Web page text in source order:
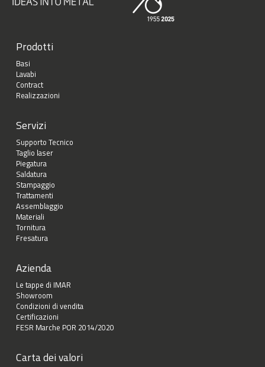
Prodotti
Basi
Lavabi
Contract
Realizzazioni
Servizi
Supporto Tecnico
Taglio laser
Piegatura
Saldatura
Stampaggio
Trattamenti
Assemblaggio
Materiali
Tornitura
Fresatura
Azienda
Le tappe di IMAR
Showroom
Condizioni di vendita
Certificazioni
FESR Marche POR 2014/2020
Carta dei valori